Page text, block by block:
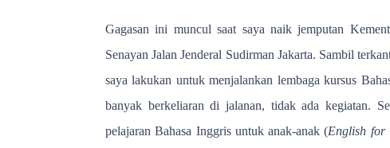
Gagasan ini muncul saat saya naik jemputan
Senayan Jalan Jenderal Sudirman Jakarta. Sambil
saya lakukan untuk menjalankan lembaga kursus
banyak berkeliaran di jalanan, tidak ada kegiatan.
pelajaran Bahasa Inggris untuk anak-anak (English for